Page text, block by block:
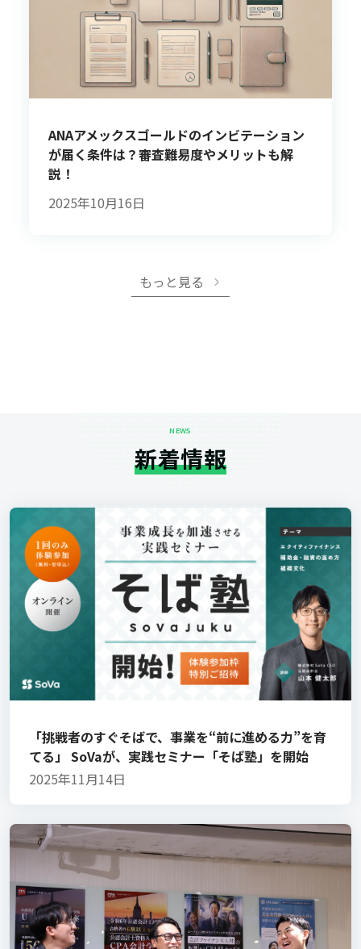
ANAアメックスゴールドのインビテーション
が届く条件は？審査難易度やメリットも解
説！
2025年10月16日
もっと見る
NEWS
新着情報
「挑戦者のすぐそばで、事業を“前に進める力”を育
てる」 SoVaが、実践セミナー「そば塾」を開始
2025年11月14日